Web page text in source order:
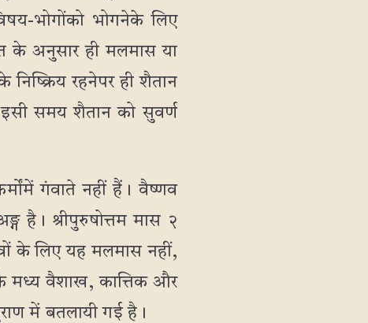
भोगोंको भोगनेके लिए
के अनुसार ही मलमास या
रहनेपर ही शैतान
इसी समय शैतान को सुवर्ण
गंवाते नहीं हैं। वैष्णव
है। श्रीपुरुषोत्तम मास २
के लिए यह मलमास नहीं,
मध्य वैशाख, कात्तिक और
में बतलायी गई है।